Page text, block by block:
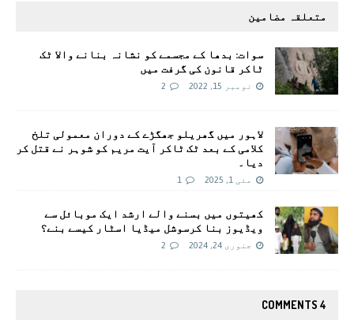
متعلقہ مضامین
سوات: بدھا کے مجسمے کو نشانہ بنانے والا ٹک
ٹاکر قانون کی گرفت میں
نومبر 15, 2022 2
لاہور میں گھریلو جھگڑے کے دوران معمولی تلخ
کلامی کے بعد ٹک ٹاکر آیت مریم کو شوہر نے قتل کر
دیا۔
مئی 1, 2025 1
کھیتوں میں بسنے والے ارشد ایک موبائل سے
ویڈیوز بنا کرسوشل میڈیا اسٹار کیسے بنے؟
جنوری 24, 2024 2
4 COMMENTS